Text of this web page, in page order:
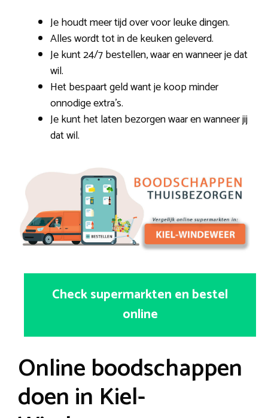
Je houdt meer tijd over voor leuke dingen.
Alles wordt tot in de keuken geleverd.
Je kunt 24/7 bestellen, waar en wanneer je dat
wil.
Het bespaart geld want je koop minder
onnodige extra’s.
Je kunt het laten bezorgen waar en wanneer jij
dat wil.
Check supermarkten en bestel
online
Online boodschappen
doen in Kiel-